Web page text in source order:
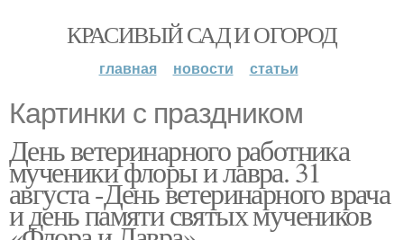
КРАСИВЫЙ САД И ОГОРОД
главная новости статьи
Картинки с праздником
День ветеринарного работника
мученики флоры и лавра. 31
августа -День ветеринарного врача
и день памяти святых мучеников